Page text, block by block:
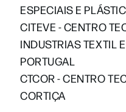
ESPECIAIS E
CITEVE - CENTRO
INDUSTRIAS TEXTIL
PORTUGAL
CTCOR - CENTRO
CORTIÇA